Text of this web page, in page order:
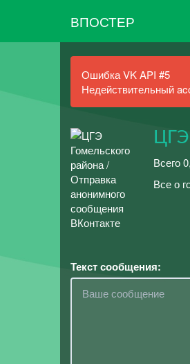
ВПОСТЕР
Ошибка VK API #5
Недействительный
ЦГЭ
Всего
Все о
Текст сообщения: